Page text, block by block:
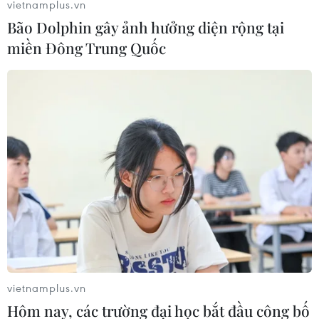
Gieo mầm tình yêu biển, đảo nơi miền châu thổ
sông Hồng
TIN LIÊN QUAN
vietnamplus.vn
Bão Dolphin gây ảnh hưởng diện rộng tại
miền Đông Trung Quốc
vietnamplus.vn
Hôm nay, các trường đại học bắt đầu công bố